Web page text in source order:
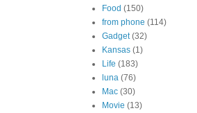
Food (150)
from phone (114)
Gadget (32)
Kansas (1)
Life (183)
luna (76)
Mac (30)
Movie (13)